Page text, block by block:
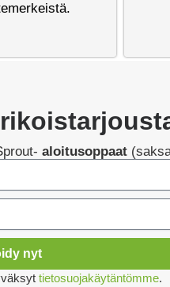
aloitusoppaat
nyt
tietosuojakäytäntömme.